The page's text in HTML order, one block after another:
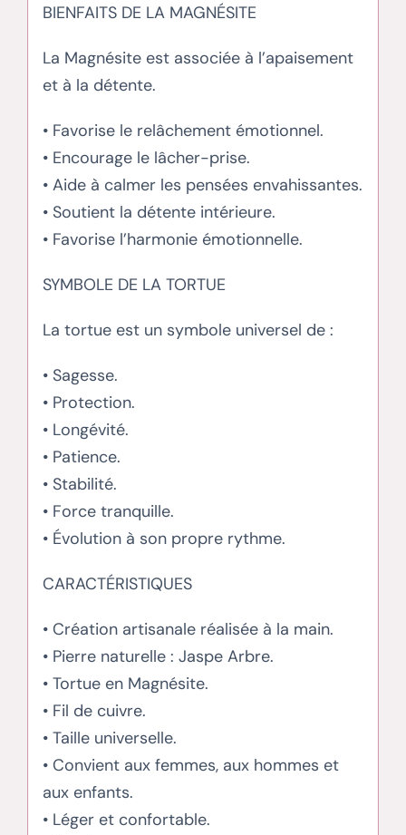
BIENFAITS DE LA MAGNÉSITE
La Magnésite est associée à l’apaisement
et à la détente.
• Favorise le relâchement émotionnel.
• Encourage le lâcher-prise.
• Aide à calmer les pensées envahissantes.
• Soutient la détente intérieure.
• Favorise l’harmonie émotionnelle.
SYMBOLE DE LA TORTUE
La tortue est un symbole universel de :
• Sagesse.
• Protection.
• Longévité.
• Patience.
• Stabilité.
• Force tranquille.
• Évolution à son propre rythme.
CARACTÉRISTIQUES
• Création artisanale réalisée à la main.
• Pierre naturelle : Jaspe Arbre.
• Tortue en Magnésite.
• Fil de cuivre.
• Taille universelle.
• Convient aux femmes, aux hommes et
aux enfants.
• Léger et confortable.